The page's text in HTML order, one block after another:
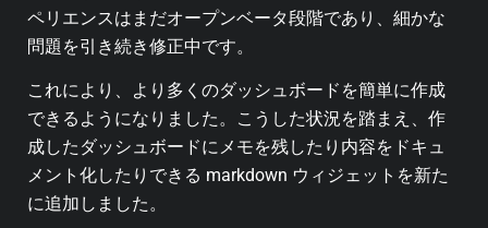
ペリエンスはまだオープンベータ段階であり、細かな
問題を引き続き修正中です。
これにより、より多くのダッシュボードを簡単に作成
できるようになりました。こうした状況を踏まえ、作
成したダッシュボードにメモを残したり内容をドキュ
メント化したりできる markdown ウィジェットを新た
に追加しました。